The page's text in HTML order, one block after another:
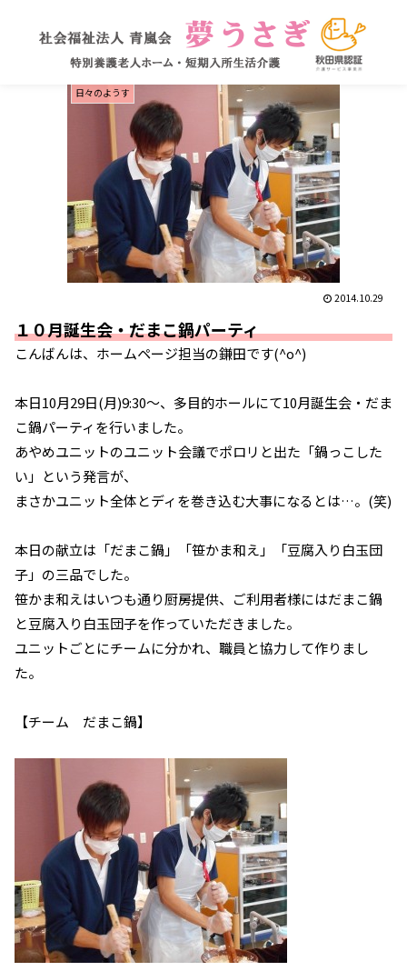
日々のようす
2014.10.29
１０月誕生会・だまこ鍋パーティ
こんばんは、ホームページ担当の鎌田です(^o^)
本日10月29日(月)9:30～、多目的ホールにて10月誕生会・だま
こ鍋パーティを行いました。
あやめユニットのユニット会議でポロリと出た「鍋っこした
い」という発言が、
まさかユニット全体とディを巻き込む大事になるとは…。(笑)
本日の献立は「だまこ鍋」「笹かま和え」「豆腐入り白玉団
子」の三品でした。
笹かま和えはいつも通り厨房提供、ご利用者様にはだまこ鍋
と豆腐入り白玉団子を作っていただきました。
ユニットごとにチームに分かれ、職員と協力して作りまし
た。
【チーム だまこ鍋】